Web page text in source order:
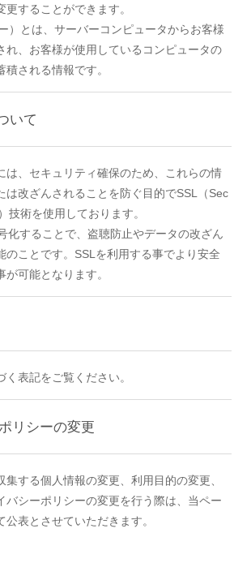
することができます。
）とは、サーバーコンピュータからお客様
れ、お客様が使用しているコンピュータの
される情報です。
いて
は、セキュリティ確保のため、これらの情
は改ざんされることを防ぐ目的でSSL（Sec
技術を使用しております。
化することで、盗聴防止やデータの改ざん
のことです。SSLを利用する事でより安全
可能となります。
表記をご覧ください。
リシーの変更
集する個人情報の変更、利用目的の変更、
バシーポリシーの変更を行う際は、当ペー
公表とさせていただきます。